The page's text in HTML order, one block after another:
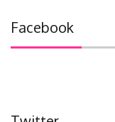
ブ
Facebook